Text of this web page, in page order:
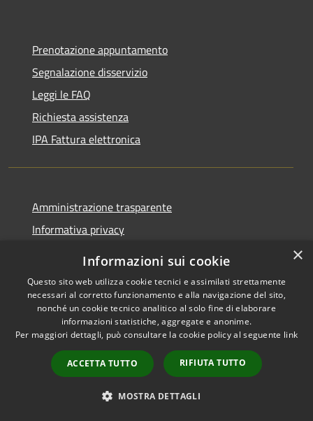
Prenotazione appuntamento
Segnalazione disservizio
Leggi le FAQ
Richiesta assistenza
IPA Fattura elettronica
Amministrazione trasparente
Informativa privacy
Altre Informative Privacy
Note legali
Dichiarazione di accessibilità
Copyright © 2026 • Comune di
Municipium
×
Informazioni sui cookie
Questo sito web utilizza cookie tecnici e assimilati strettamente
necessari al corretto funzionamento e alla navigazione del sito,
nonché un cookie tecnico analitico al solo fine di elaborare
informazioni statistiche, aggregate e anonime.
Per maggiori dettagli, può consultare la cookie policy al seguente link
ACCETTA TUTTO RIFIUTA TUTTO
MOSTRA DETTAGLI